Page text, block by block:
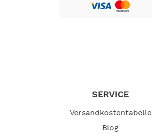
SERVICE
Versandkostentabelle
Blog